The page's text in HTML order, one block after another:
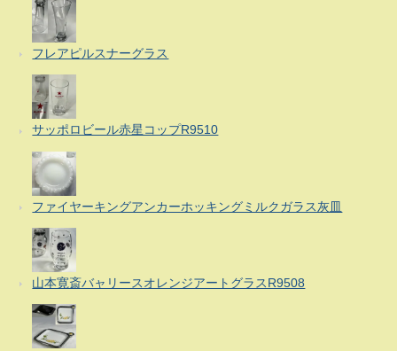
フレアピルスナーグラス
サッポロビール赤星コップR9510
ファイヤーキングアンカーホッキングミルクガラス灰皿
山本寛斎バャリースオレンジアートグラスR9508